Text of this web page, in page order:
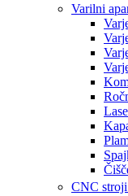
Varilni
CNC